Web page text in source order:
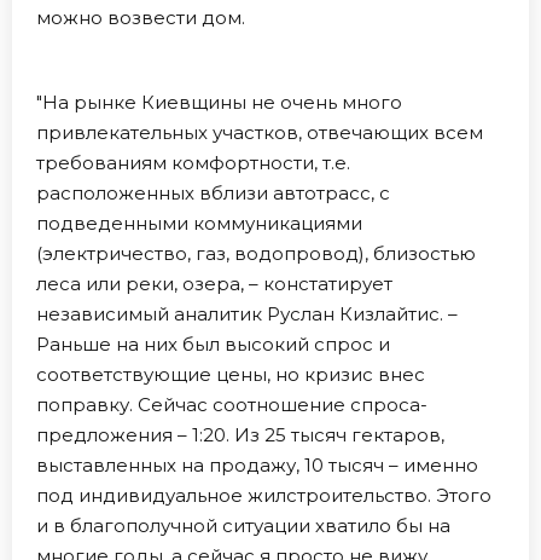
можно возвести дом.
"На рынке Киевщины не очень много
привлекательных участков, отвечающих всем
требованиям комфортности, т.е.
расположенных вблизи автотрасс, с
подведенными коммуникациями
(электричество, газ, водопровод), близостью
леса или реки, озера, – констатирует
независимый аналитик Руслан Кизлайтис. –
Раньше на них был высокий спрос и
соответствующие цены, но кризис внес
поправку. Сейчас соотношение спроса-
предложения – 1:20. Из 25 тысяч гектаров,
выставленных на продажу, 10 тысяч – именно
под индивидуальное жилстроительство. Этого
и в благополучной ситуации хватило бы на